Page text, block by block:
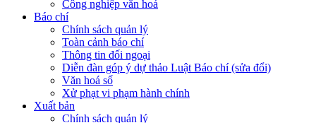
Công nghiệp văn hoá
Báo chí
Chính sách quản lý
Toàn cảnh báo chí
Thông tin đối ngoại
Diễn đàn góp ý dự thảo Luật Báo chí (sửa đổi)
Văn hoá số
Xử phạt vi phạm hành chính
Xuất bản
Chính sách quản lý